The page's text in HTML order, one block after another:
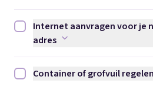
Internet aanvragen voor je
Internet aanvragen voor je
adres
Container of grofvuil regelen
Container of grofvuil regelen